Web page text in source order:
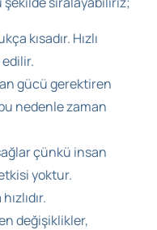
kısadır. Hızlı
gücü gerektiren
nedenle zaman
çünkü insan
yoktur.
değişiklikler,